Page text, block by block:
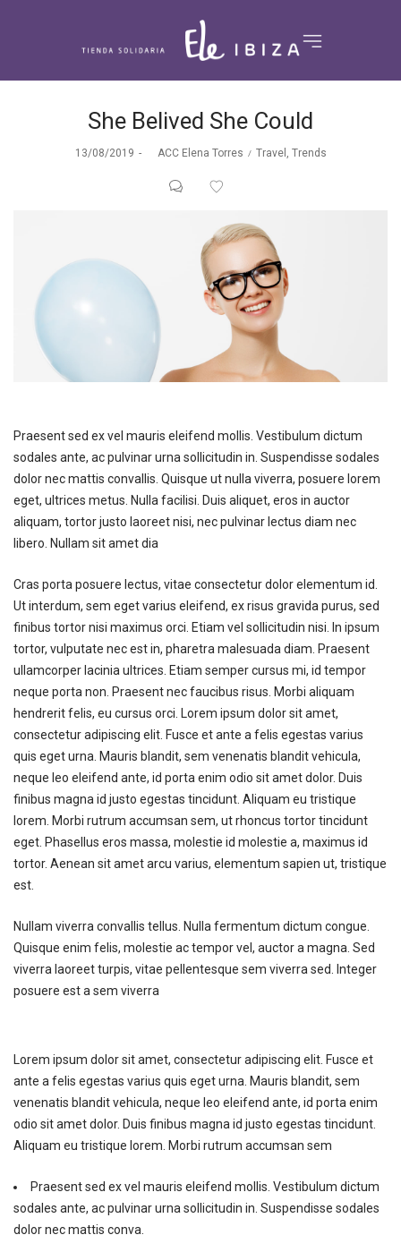
She Belived She Could
Posted
13/08/2019 byACC Elena Torres
Posted
Travel Trends
Praesent sed ex vel mauris eleifend mollis. Vestibulum dictum
sodales ante, ac pulvinar urna sollicitudin in. Suspendisse sodales
dolor nec mattis convallis. Quisque ut nulla viverra, posuere lorem
eget, ultrices metus. Nulla facilisi. Duis aliquet, eros in auctor
aliquam, tortor justo laoreet nisi, nec pulvinar lectus diam nec
libero. Nullam sit amet dia
Cras porta posuere lectus, vitae consectetur dolor elementum id.
Ut interdum, sem eget varius eleifend, ex risus gravida purus, sed
finibus tortor nisi maximus orci. Etiam vel sollicitudin nisi. In ipsum
tortor, vulputate nec est in, pharetra malesuada diam. Praesent
ullamcorper lacinia ultrices. Etiam semper cursus mi, id tempor
neque porta non. Praesent nec faucibus risus. Morbi aliquam
hendrerit felis, eu cursus orci. Lorem ipsum dolor sit amet,
consectetur adipiscing elit. Fusce et ante a felis egestas varius
quis eget urna. Mauris blandit, sem venenatis blandit vehicula,
neque leo eleifend ante, id porta enim odio sit amet dolor. Duis
finibus magna id justo egestas tincidunt. Aliquam eu tristique
lorem. Morbi rutrum accumsan sem, ut rhoncus tortor tincidunt
eget. Phasellus eros massa, molestie id molestie a, maximus id
tortor. Aenean sit amet arcu varius, elementum sapien ut, tristique
est.
Nullam viverra convallis tellus. Nulla fermentum dictum congue.
Quisque enim felis, molestie ac tempor vel, auctor a magna. Sed
viverra laoreet turpis, vitae pellentesque sem viverra sed. Integer
posuere est a sem viverra
Lorem ipsum dolor sit amet, consectetur adipiscing elit. Fusce et
ante a felis egestas varius quis eget urna. Mauris blandit, sem
venenatis blandit vehicula, neque leo eleifend ante, id porta enim
odio sit amet dolor. Duis finibus magna id justo egestas tincidunt.
Aliquam eu tristique lorem. Morbi rutrum accumsan sem
Praesent sed ex vel mauris eleifend mollis. Vestibulum dictum
sodales ante, ac pulvinar urna sollicitudin in. Suspendisse sodales
dolor nec mattis conva.